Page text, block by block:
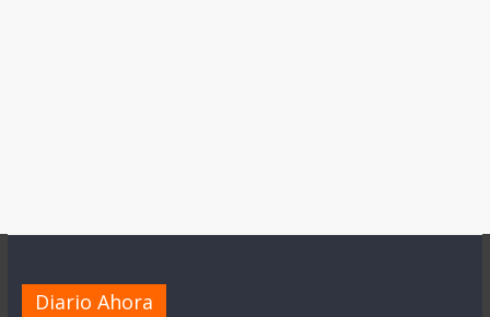
Diario Ahora